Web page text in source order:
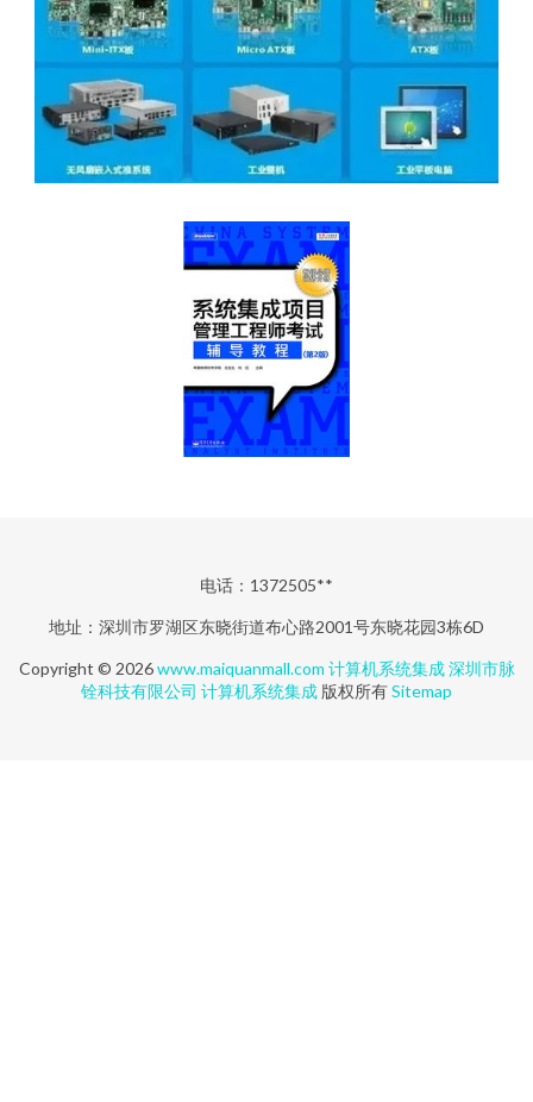
电话：1372505**
地址：深圳市罗湖区东晓街道布心路2001号东晓花园3栋6D
Copyright © 2026www.maiquanmall.com 计算机系统集成 深圳市脉
铨科技有限公司 计算机系统集成 版权所有Sitemap